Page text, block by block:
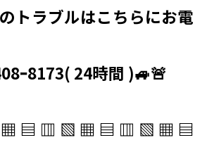
トラブルはこちらにお電
ｰ8173( 24時間 )🚙🚨
▤ ▥ ▧ ▦ ▤ ▥ ▧ ▦ ▤